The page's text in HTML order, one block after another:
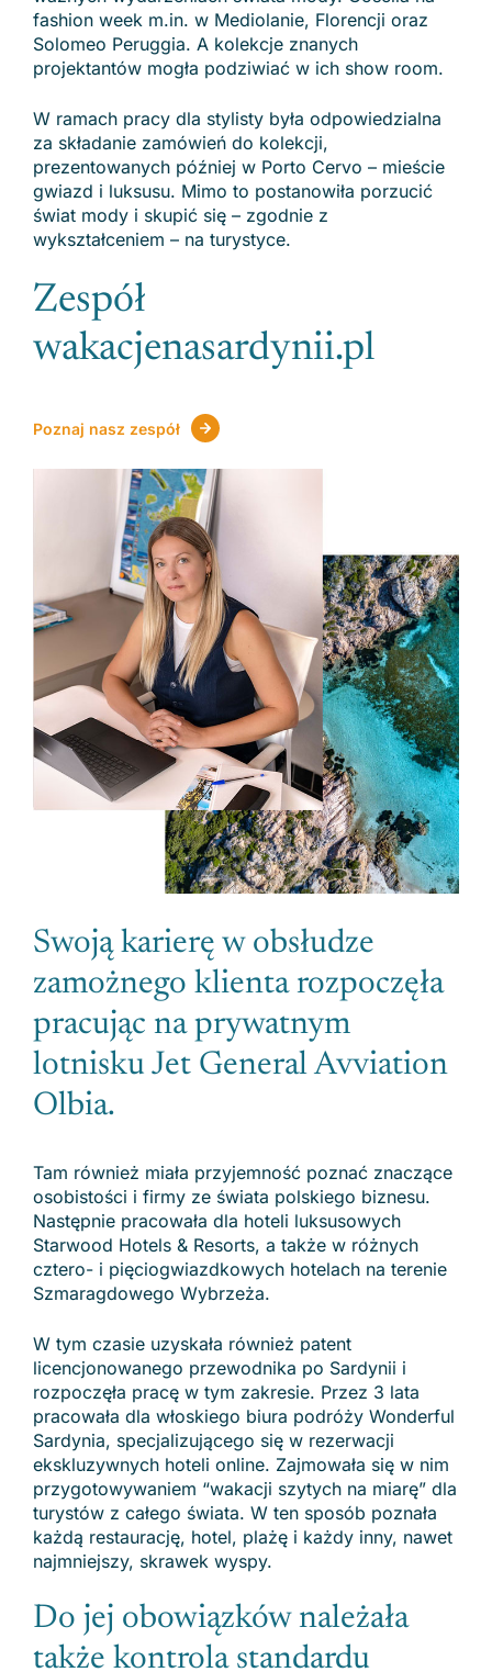
fashion week m.in. w Mediolanie, Florencji oraz
Solomeo Peruggia. A kolekcje znanych
projektantów mogła podziwiać w ich show room.
W ramach pracy dla stylisty była odpowiedzialna
za składanie zamówień do kolekcji,
prezentowanych później w Porto Cervo – mieście
gwiazd i luksusu. Mimo to postanowiła porzucić
świat mody i skupić się – zgodnie z
wykształceniem – na turystyce.
Zespół
wakacjenasardynii.pl
Poznaj nasz zespół
Swoją karierę w obsłudze
zamożnego klienta rozpoczęła
pracując na prywatnym
lotnisku Jet General Avviation
Olbia.
Tam również miała przyjemność poznać znaczące
osobistości i firmy ze świata polskiego biznesu.
Następnie pracowała dla hoteli luksusowych
Starwood Hotels & Resorts, a także w różnych
cztero- i pięciogwiazdkowych hotelach na terenie
Szmaragdowego Wybrzeża.
W tym czasie uzyskała również patent
licencjonowanego przewodnika po Sardynii i
rozpoczęła pracę w tym zakresie. Przez 3 lata
pracowała dla włoskiego biura podróży Wonderful
Sardynia, specjalizującego się w rezerwacji
ekskluzywnych hoteli online. Zajmowała się w nim
przygotowywaniem “wakacji szytych na miarę” dla
turystów z całego świata. W ten sposób poznała
każdą restaurację, hotel, plażę i każdy inny, nawet
najmniejszy, skrawek wyspy.
Do jej obowiązków należała
także kontrola standardu